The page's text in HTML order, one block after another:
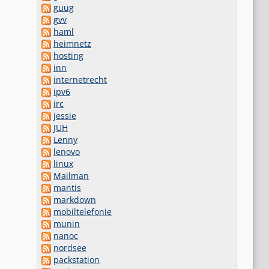
guug
gvv
haml
heimnetz
hosting
inn
internetrecht
ipv6
irc
jessie
JUH
Lenny
lenovo
linux
Mailman
mantis
markdown
mobiltelefonie
munin
nanoc
nordsee
packstation